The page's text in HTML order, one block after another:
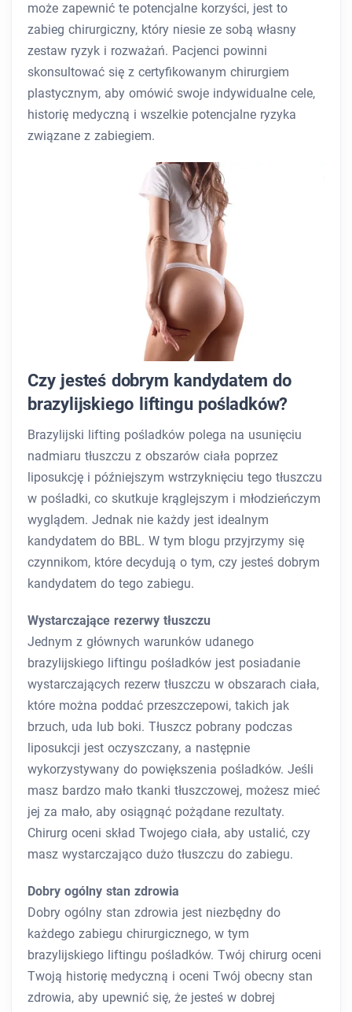
może zapewnić te potencjalne korzyści, jest to
zabieg chirurgiczny, który niesie ze sobą własny
zestaw ryzyk i rozważań. Pacjenci powinni
skonsultować się z certyfikowanym chirurgiem
plastycznym, aby omówić swoje indywidualne cele,
historię medyczną i wszelkie potencjalne ryzyka
związane z zabiegiem.
Czy jesteś dobrym kandydatem do
brazylijskiego liftingu pośladków?
Brazylijski lifting pośladków polega na usunięciu
nadmiaru tłuszczu z obszarów ciała poprzez
liposukcję i późniejszym wstrzyknięciu tego tłuszczu
w pośladki, co skutkuje krąglejszym i młodzieńczym
wyglądem. Jednak nie każdy jest idealnym
kandydatem do BBL. W tym blogu przyjrzymy się
czynnikom, które decydują o tym, czy jesteś dobrym
kandydatem do tego zabiegu.
Wystarczające rezerwy tłuszczu
Jednym z głównych warunków udanego
brazylijskiego liftingu pośladków jest posiadanie
wystarczających rezerw tłuszczu w obszarach ciała,
które można poddać przeszczepowi, takich jak
brzuch, uda lub boki. Tłuszcz pobrany podczas
liposukcji jest oczyszczany, a następnie
wykorzystywany do powiększenia pośladków. Jeśli
masz bardzo mało tkanki tłuszczowej, możesz mieć
jej za mało, aby osiągnąć pożądane rezultaty.
Chirurg oceni skład Twojego ciała, aby ustalić, czy
masz wystarczająco dużo tłuszczu do zabiegu.
Dobry ogólny stan zdrowia
Dobry ogólny stan zdrowia jest niezbędny do
każdego zabiegu chirurgicznego, w tym
brazylijskiego liftingu pośladków. Twój chirurg oceni
Twoją historię medyczną i oceni Twój obecny stan
zdrowia, aby upewnić się, że jesteś w dobrej